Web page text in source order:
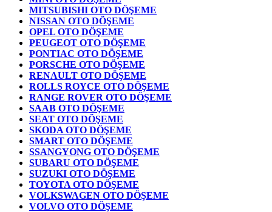
MITSUBISHI OTO DÖŞEME
NISSAN OTO DÖŞEME
OPEL OTO DÖŞEME
PEUGEOT OTO DÖŞEME
PONTIAC OTO DÖŞEME
PORSCHE OTO DÖŞEME
RENAULT OTO DÖŞEME
ROLLS ROYCE OTO DÖŞEME
RANGE ROVER OTO DÖŞEME
SAAB OTO DÖŞEME
SEAT OTO DÖŞEME
SKODA OTO DÖŞEME
SMART OTO DÖŞEME
SSANGYONG OTO DÖŞEME
SUBARU OTO DÖŞEME
SUZUKI OTO DÖŞEME
TOYOTA OTO DÖŞEME
VOLKSWAGEN OTO DÖŞEME
VOLVO OTO DÖŞEME